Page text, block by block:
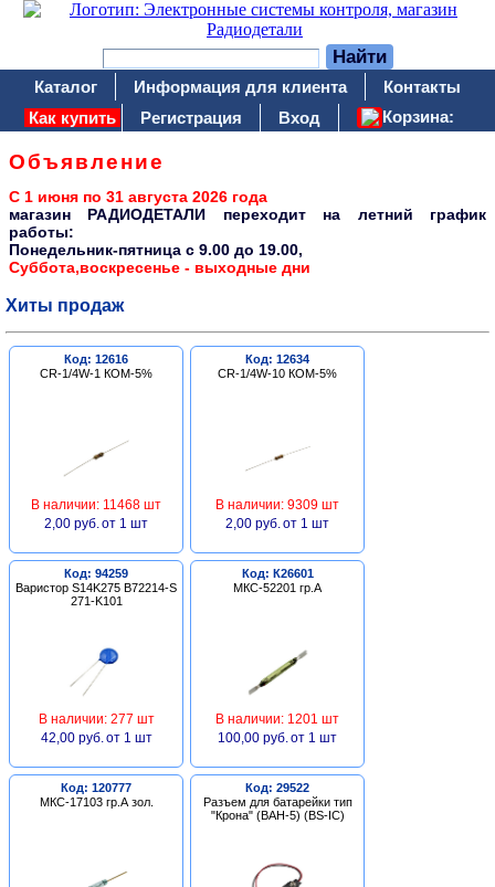
Каталог Информация для клиента
Контакты
Как купить
Регистрация Вход Корзина:
Объявление
С 1 июня по 31 августа 2026 года
магазин РАДИОДЕТАЛИ переходит на летний график
работы:
Понедельник-пятница c 9.00 до 19.00,
Суббота,воскресенье - выходные дни
Хиты продаж
Код: 12616
CR-1/4W-1 КОМ-5%
В наличии: 11468 шт
2,00 руб. от 1 шт
Код: 12634
CR-1/4W-10 КОМ-5%
В наличии: 9309 шт
2,00 руб. от 1 шт
Код: 94259
Варистор S14K275 B72214-S
271-K101
В наличии: 277 шт
42,00 руб. от 1 шт
Код: К26601
МКС-52201 гр.А
В наличии: 1201 шт
100,00 руб. от 1 шт
Код: 120777
МКС-17103 гр.А зол.
Код: 29522
Разъем для батарейки тип
"Крона" (BAH-5) (BS-IC)